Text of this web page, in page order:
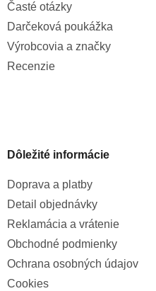
Časté otázky
Darčeková poukážka
Výrobcovia a značky
Recenzie
Dôležité informácie
Doprava a platby
Detail objednávky
Reklamácia a vrátenie
Obchodné podmienky
Ochrana osobných údajov
Cookies